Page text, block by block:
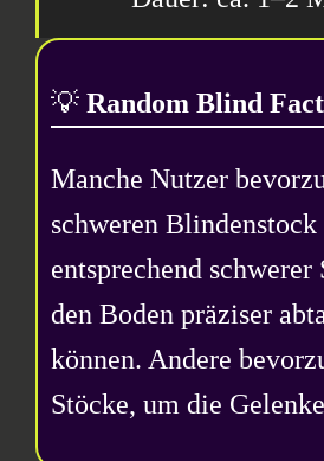
💡Random Blind Fact
Manche Nutzer
schweren
entsprechend schwerer
den Boden präziser
können. Andere
Stöcke, um die